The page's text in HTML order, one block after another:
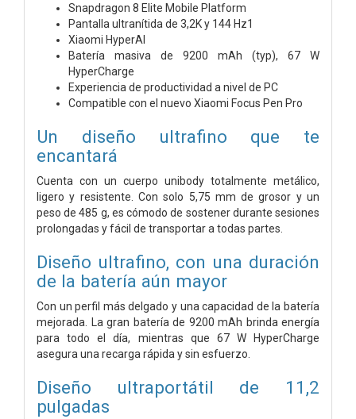
Snapdragon 8 Elite Mobile Platform
Pantalla ultranítida de 3,2K y 144 Hz1
Xiaomi HyperAI
Batería masiva de 9200 mAh (typ), 67 W
HyperCharge
Experiencia de productividad a nivel de PC
Compatible con el nuevo Xiaomi Focus Pen Pro
Un diseño ultrafino que te
encantará
Cuenta con un cuerpo unibody totalmente metálico,
ligero y resistente. Con solo 5,75 mm de grosor y un
peso de 485 g, es cómodo de sostener durante sesiones
prolongadas y fácil de transportar a todas partes.
Diseño ultrafino, con una duración
de la batería aún mayor
Con un perfil más delgado y una capacidad de la batería
mejorada. La gran batería de 9200 mAh brinda energía
para todo el día, mientras que 67 W HyperCharge
asegura una recarga rápida y sin esfuerzo.
Diseño ultraportátil de 11,2
pulgadas